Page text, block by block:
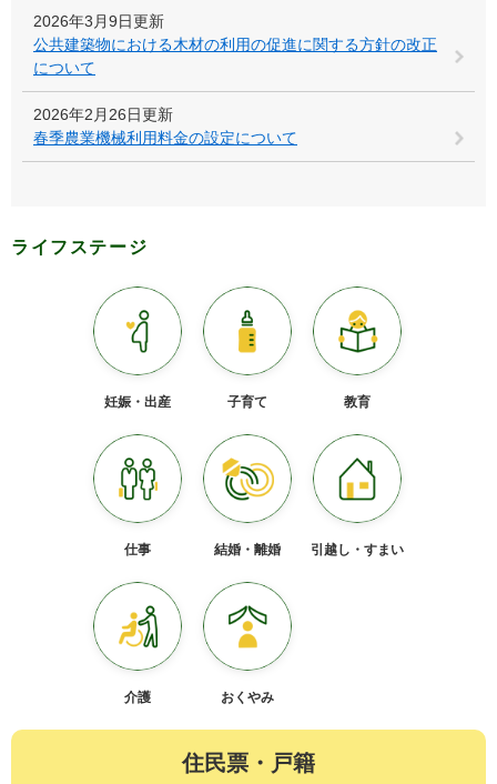
2026年3月9日更新
公共建築物における木材の利用の促進に関する方針の改正
について
2026年2月26日更新
春季農業機械利用料金の設定について
ライフステージ
妊娠・出産 子育て 教育
仕事 結婚・離婚 引越し・すまい
介護 おくやみ
住民票・戸籍